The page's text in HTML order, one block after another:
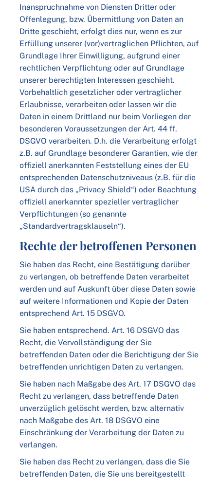
Inanspruchnahme von Diensten Dritter oder
Offenlegung, bzw. Übermittlung von Daten an
Dritte geschieht, erfolgt dies nur, wenn es zur
Erfüllung unserer (vor)vertraglichen Pflichten, auf
Grundlage Ihrer Einwilligung, aufgrund einer
rechtlichen Verpflichtung oder auf Grundlage
unserer berechtigten Interessen geschieht.
Vorbehaltlich gesetzlicher oder vertraglicher
Erlaubnisse, verarbeiten oder lassen wir die
Daten in einem Drittland nur beim Vorliegen der
besonderen Voraussetzungen der Art. 44 ff.
DSGVO verarbeiten. D.h. die Verarbeitung erfolgt
z.B. auf Grundlage besonderer Garantien, wie der
offiziell anerkannten Feststellung eines der EU
entsprechenden Datenschutzniveaus (z.B. für die
USA durch das „Privacy Shield“) oder Beachtung
offiziell anerkannter spezieller vertraglicher
Verpflichtungen (so genannte
„Standardvertragsklauseln“).
Rechte der betroffenen Personen
Sie haben das Recht, eine Bestätigung darüber
zu verlangen, ob betreffende Daten verarbeitet
werden und auf Auskunft über diese Daten sowie
auf weitere Informationen und Kopie der Daten
entsprechend Art. 15 DSGVO.
Sie haben entsprechend. Art. 16 DSGVO das
Recht, die Vervollständigung der Sie
betreffenden Daten oder die Berichtigung der Sie
betreffenden unrichtigen Daten zu verlangen.
Sie haben nach Maßgabe des Art. 17 DSGVO das
Recht zu verlangen, dass betreffende Daten
unverzüglich gelöscht werden, bzw. alternativ
nach Maßgabe des Art. 18 DSGVO eine
Einschränkung der Verarbeitung der Daten zu
verlangen.
Sie haben das Recht zu verlangen, dass die Sie
betreffenden Daten, die Sie uns bereitgestellt